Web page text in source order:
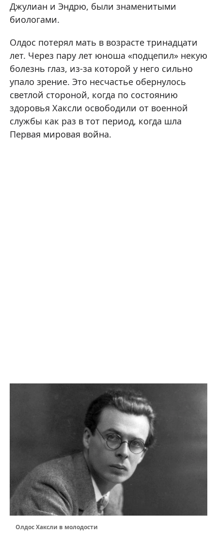
Джулиан и Эндрю, были знаменитыми
биологами.
Олдос потерял мать в возрасте тринадцати
лет. Через пару лет юноша «подцепил» некую
болезнь глаз, из-за которой у него сильно
упало зрение. Это несчастье обернулось
светлой стороной, когда по состоянию
здоровья Хаксли освободили от военной
службы как раз в тот период, когда шла
Первая мировая война.
Олдос Хаксли в молодости